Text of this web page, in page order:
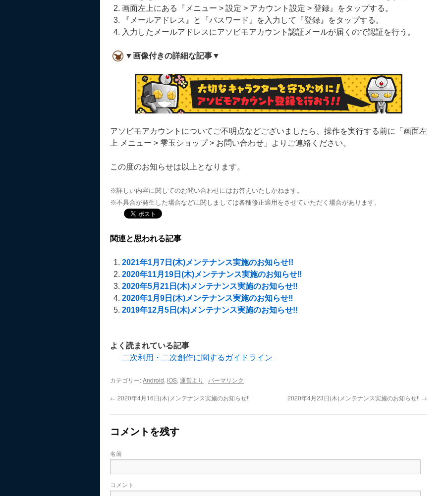
画面左上にある『メニュー > 設定 > アカウント設定 > 登録』をタップする。
『メールアドレス』と『パスワード』を入力して『登録』をタップする。
入力したメールアドレスにアソビモアカウント認証メールが届くので認証を行う。
▼画像付きの詳細な記事▼
アソビモアカウントについてご不明点などございましたら、操作を実行する前に「画面左
上 メニュー > 雫玉ショップ > お問い合わせ」よりご連絡ください。
この度のお知らせは以上となります。
※詳しい内容に関してのお問い合わせにはお答えいたしかねます。
※不具合が発生した場合などに関しましては各種修正適用をさせていただく場合があります。
関連と思われる記事
2021年1月7日(木)メンテナンス実施のお知らせ!!
2020年11月19日(木)メンテナンス実施のお知らせ‼
2020年5月21日(木)メンテナンス実施のお知らせ‼
2020年1月9日(木)メンテナンス実施のお知らせ‼
2019年12月5日(木)メンテナンス実施のお知らせ!!
よく読まれている記事
二次利用・二次創作に関するガイドライン
カテゴリー:Android, iOS, 運営より パーマリンク
← 2020年4月16日(木)メンテナンス実施のお知らせ‼ 2020年4月23日(木)メンテナンス実施のお知らせ‼ →
コメントを残す
名前
コメント